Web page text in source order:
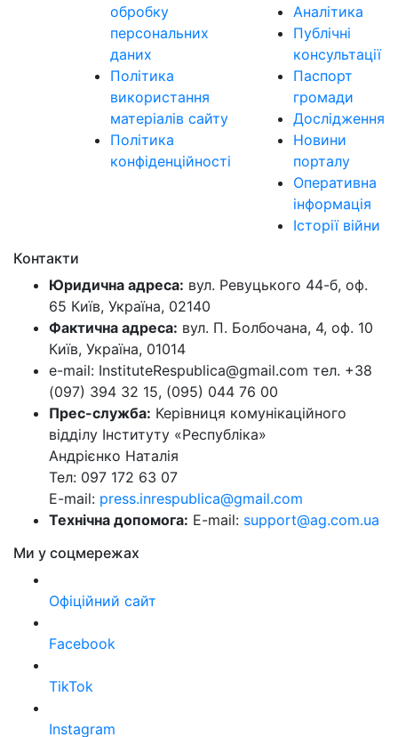
обробку
персональних
даних
Політика
використання
матеріалів сайту
Політика
конфіденційності
Аналітика
Публічні
консультації
Паспорт
громади
Дослідження
Новини
порталу
Оперативна
інформація
Історії війни
Контакти
Юридична адреса: вул. Ревуцького 44-б, оф.
65 Київ, Україна, 02140
Фактична адреса: вул. П. Болбочана, 4, оф. 10
Київ, Україна, 01014
e-mail: InstituteRespublica@gmail.com тел. +38
(097) 394 32 15, (095) 044 76 00
Прес-служба: Керівниця комунікаційного
відділу Інституту «Республіка»
Андрієнко Наталія
Тел: 097 172 63 07
E-mail: press.inrespublica@gmail.com
Технічна допомога: E-mail: support@ag.com.ua
Ми у соцмережах
Офіційний сайт
Facebook
TikTok
Instagram